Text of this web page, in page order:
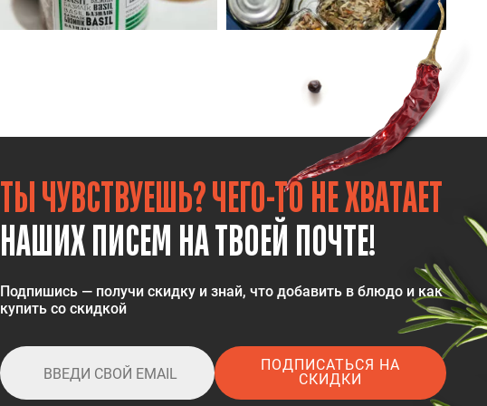
ТЫ ЧУВСТВУЕШЬ? ЧЕГО-ТО НЕ ХВАТАЕТ
НАШИХ ПИСЕМ НА ТВОЕЙ ПОЧТЕ!
Подпишись — получи скидку и знай, что добавить в блюдо и как
купить со скидкой
ПОДПИСАТЬСЯ НА
СКИДКИ